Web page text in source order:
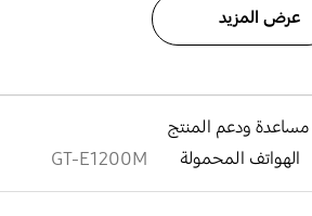
عرض المزيد
مساعدة ودعم المنتج
الهواتف المحمولة GT-E1200M